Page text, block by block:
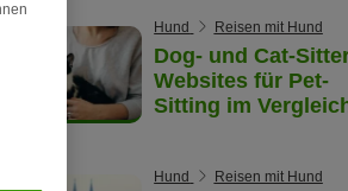
Hund Reisen mit Hund
Dog- und Cat-
Websites für Pet-
Sitting im
Hund Reisen mit Hund